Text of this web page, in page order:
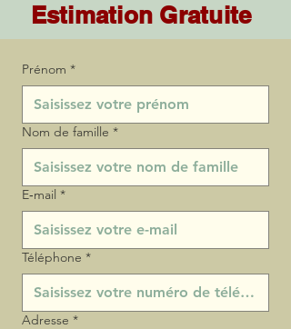
Estimation Gratuite
Prénom *
Nom de famille *
E‑mail *
Téléphone *
Adresse *